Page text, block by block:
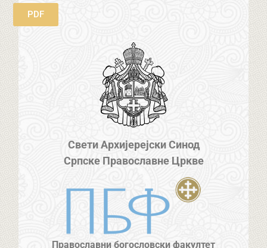
PDF
Свети Архијерејски Синод
Српске Православне Цркве
Православни богословски факултет